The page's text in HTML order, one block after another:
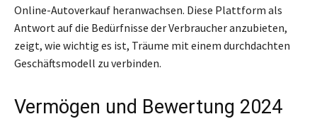
Online-Autoverkauf heranwachsen. Diese Plattform als
Antwort auf die Bedürfnisse der Verbraucher anzubieten,
zeigt, wie wichtig es ist, Träume mit einem durchdachten
Geschäftsmodell zu verbinden.
Vermögen und Bewertung 2024